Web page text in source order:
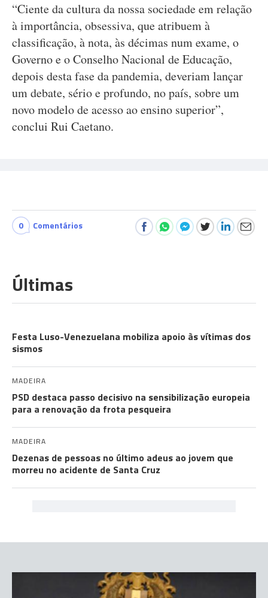
“Ciente da cultura da nossa sociedade em relação
à importância, obsessiva, que atribuem à
classificação, à nota, às décimas num exame, o
Governo e o Conselho Nacional de Educação,
depois desta fase da pandemia, deveriam lançar
um debate, sério e profundo, no país, sobre um
novo modelo de acesso ao ensino superior”,
conclui Rui Caetano.
0 Comentários
Últimas
Festa Luso-Venezuelana mobiliza apoio às vítimas dos
sismos
MADEIRA
PSD destaca passo decisivo na sensibilização europeia
para a renovação da frota pesqueira
MADEIRA
Dezenas de pessoas no último adeus ao jovem que
morreu no acidente de Santa Cruz